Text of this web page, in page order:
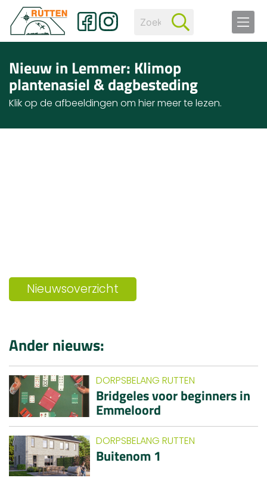
Nieuw in Lemmer: Klimop
plantenasiel & dagbesteding
Klik op de afbeeldingen om hier meer te lezen.
Nieuwsoverzicht
Ander nieuws:
DORPSBELANG RUTTEN
Bridgeles voor beginners in
Emmeloord
DORPSBELANG RUTTEN
Buitenom 1